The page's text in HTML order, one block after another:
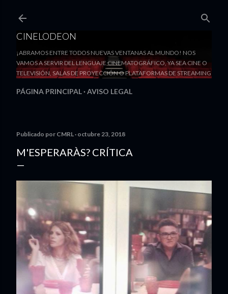
CINELODEON
¡ABRAMOS ENTRE TODOS NUEVAS VENTANAS AL MUNDO! NOS
VAMOS A SERVIR DEL LENGUAJE CINEMATOGRÁFICO, YA SEA CINE O
TELEVISIÓN, SALAS DE PROYECCIÓN O PLATAFORMAS DE STREAMING
PÁGINA PRINCIPAL AVISO LEGAL
Publicado por CMRL octubre 23, 2018
M'ESPERARÀS? CRÍTICA